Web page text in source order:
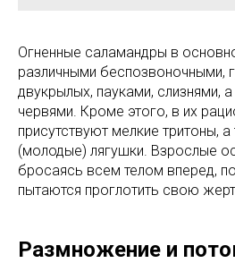
Огненные саламандры в
различными беспозвоночными,
двукрылых, пауками, слизнями,
червями. Кроме этого, в их
присутствуют мелкие тритоны,
(молодые) лягушки. Взрослые
бросаясь всем телом вперед,
пытаются проглотить свою
Размножение и